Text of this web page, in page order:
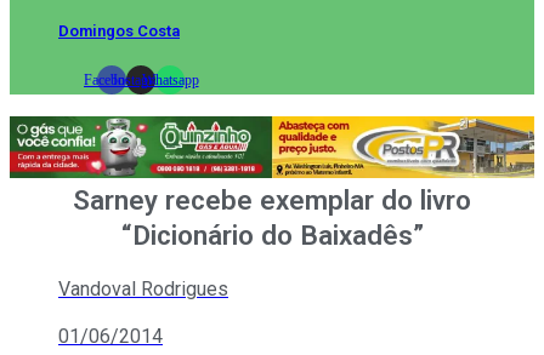
Domingos Costa
FacebookInstagramWhatsapp
Sarney recebe exemplar do livro
“Dicionário do Baixadês”
Vandoval Rodrigues
01/06/2014